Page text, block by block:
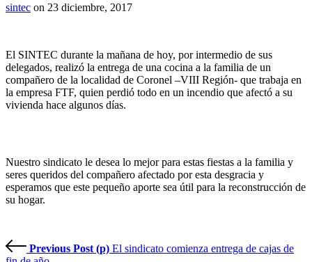
sintec on 23 diciembre, 2017
El SINTEC durante la mañana de hoy, por intermedio de sus
delegados, realizó la entrega de una cocina a la familia de un
compañero de la localidad de Coronel –VIII Región- que trabaja en
la empresa FTF, quien perdió todo en un incendio que afectó a su
vivienda hace algunos días.
Nuestro sindicato le desea lo mejor para estas fiestas a la familia y
seres queridos del compañero afectado por esta desgracia y
esperamos que este pequeño aporte sea útil para la reconstrucción de
su hogar.
Previous Post (p) El sindicato comienza entrega de cajas de